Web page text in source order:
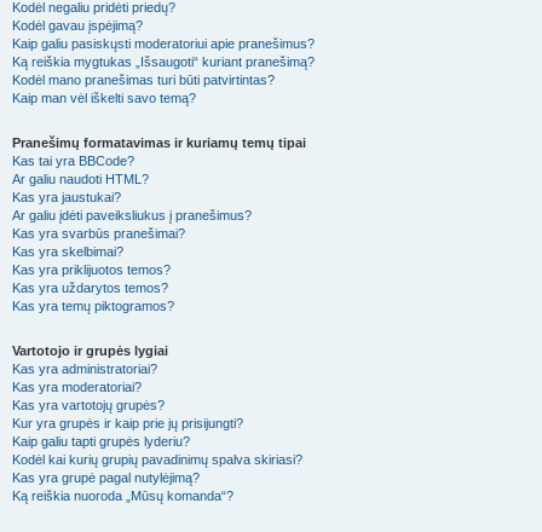
Kodėl negaliu pridėti priedų?
Kodėl gavau įspėjimą?
Kaip galiu pasiskųsti moderatoriui apie pranešimus?
Ką reiškia mygtukas „Išsaugoti“ kuriant pranešimą?
Kodėl mano pranešimas turi būti patvirtintas?
Kaip man vėl iškelti savo temą?
Pranešimų formatavimas ir kuriamų temų tipai
Kas tai yra BBCode?
Ar galiu naudoti HTML?
Kas yra jaustukai?
Ar galiu įdėti paveiksliukus į pranešimus?
Kas yra svarbūs pranešimai?
Kas yra skelbimai?
Kas yra priklijuotos temos?
Kas yra uždarytos temos?
Kas yra temų piktogramos?
Vartotojo ir grupės lygiai
Kas yra administratoriai?
Kas yra moderatoriai?
Kas yra vartotojų grupės?
Kur yra grupės ir kaip prie jų prisijungti?
Kaip galiu tapti grupės lyderiu?
Kodėl kai kurių grupių pavadinimų spalva skiriasi?
Kas yra grupė pagal nutylėjimą?
Ką reiškia nuoroda „Mūsų komanda“?